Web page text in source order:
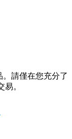
請僅在您充分了
易。